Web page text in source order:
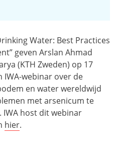
Water: Best Practices
geven Arslan Ahmad
(KTH Zweden) op 17
IWA-webinar over de
en water wereldwijd
met arsenicum te
IWA host dit webinar
hier.